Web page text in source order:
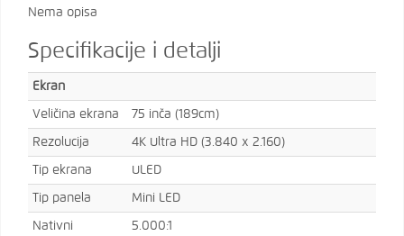
Nema opisa
Specifikacije i detalji
Ekran
Veličina ekrana 75 inča (189cm)
Rezolucija 4K Ultra HD (3.840 x 2.160)
Tip ekrana ULED
Tip panela Mini LED
Nativni
5.000:1